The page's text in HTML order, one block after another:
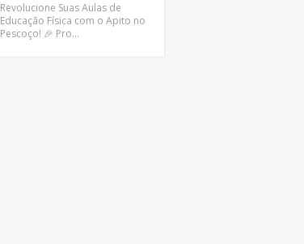
Revolucione Suas Aulas de
Educação Física com o Apito no
Pescoço! 🎉 Pro…